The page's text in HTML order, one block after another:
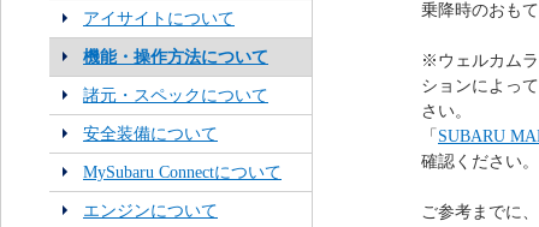
アイサイトについて
機能・操作方法について
諸元・スペックについて
安全装備について
MySubaru Connectについて
エンジンについて
乗降時のおも
※ウェルカム
ションによっ
さい。
「 SUBARU
確認ください。
ご参考までに